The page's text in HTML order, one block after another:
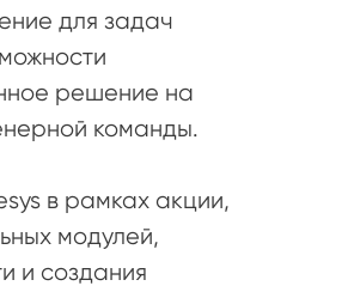
для задач
решение на
команды.
в рамках акции,
модулей,
и создания